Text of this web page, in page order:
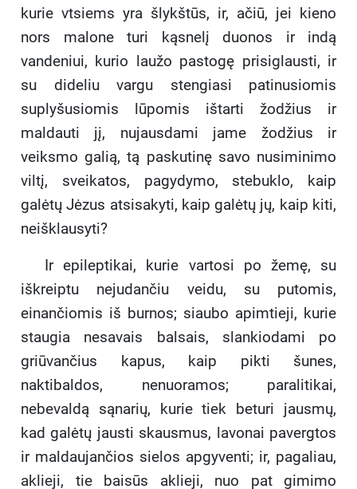
kurie vtsiems yra šlykštūs, ir, ačiū, jei kieno
nors malone turi kąsnelį duonos ir indą
vandeniui, kurio laužo pastogę prisiglausti, ir
su dideliu vargu stengiasi patinusiomis
suplyšusiomis lūpomis ištarti žodžius ir
maldauti jį, nujausdami jame žodžius ir
veiksmo galią, tą paskutinę savo nusiminimo
viltį, sveikatos, pagydymo, stebuklo, kaip
galėtų Jėzus atsisakyti, kaip galėtų jų, kaip kiti,
neišklausyti?
Ir epileptikai, kurie vartosi po žemę, su
iškreiptu nejudančiu veidu, su putomis,
einančiomis iš burnos; siaubo apimtieji, kurie
staugia nesavais balsais, slankiodami po
griūvančius kapus, kaip pikti šunes,
naktibaldos, nenuoramos; paralitikai,
nebevaldą sąnarių, kurie tiek beturi jausmų,
kad galėtų jausti skausmus, lavonai pavergtos
ir maldaujančios sielos apgyventi; ir, pagaliau,
aklieji, tie baisūs aklieji, nuo pat gimimo